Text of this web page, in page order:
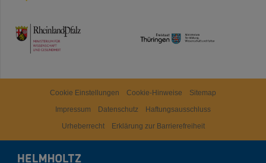
TMWWDG
Cookie Einstellungen Cookie-Hinweise
Sitemap
Impressum
Datenschutz
Haftungsausschluss
Urheberrecht
Erklärung zur Barrierefreiheit